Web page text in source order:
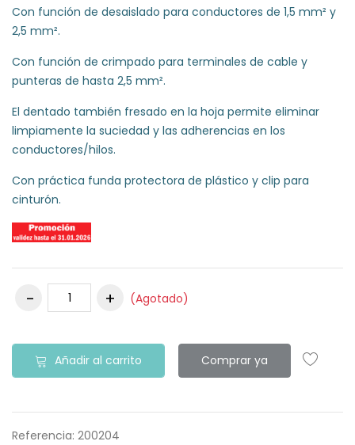
Con función de desaislado para conductores de 1,5 mm² y
2,5 mm².
Con función de crimpado para terminales de cable y
punteras de hasta 2,5 mm².
El dentado también fresado en la hoja permite eliminar
limpiamente la suciedad y las adherencias en los
conductores/hilos.
Con práctica funda protectora de plástico y clip para
cinturón.
(Agotado)
Añadir al carrito Comprar ya
Referencia: 200204